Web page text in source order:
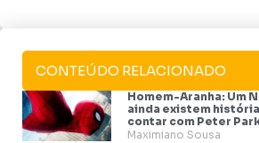
CONTEÚDO RELACIONADO
Homem-Aranha: Um
ainda existem
contar com Peter
Maximiano Sousa